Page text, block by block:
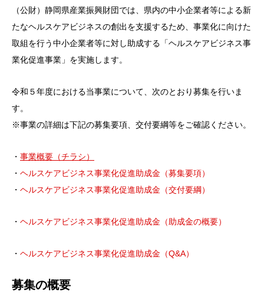
（公財）静岡県産業振興財団では、県内の中小企業者等による新
たなヘルスケアビジネスの創出を支援するため、事業化に向けた
取組を行う中小企業者等に対し助成する「ヘルスケアビジネス事
業化促進事業」を実施します。
令和５年度における当事業について、次のとおり募集を行いま
す。
※事業の詳細は下記の募集要項、交付要綱等をご確認ください。
・ 事業概要（チラシ）
・ ヘルスケアビジネス事業化促進助成金（募集要項）
・ ヘルスケアビジネス事業化促進助成金（交付要綱）
・ ヘルスケアビジネス事業化促進助成金（助成金の概要）
・ ヘルスケアビジネス事業化促進助成金（Q&A）
募集の概要